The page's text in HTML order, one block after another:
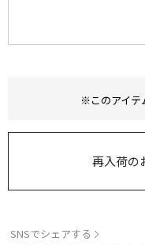
※このアイテ
再入荷の
SNSでシェアする